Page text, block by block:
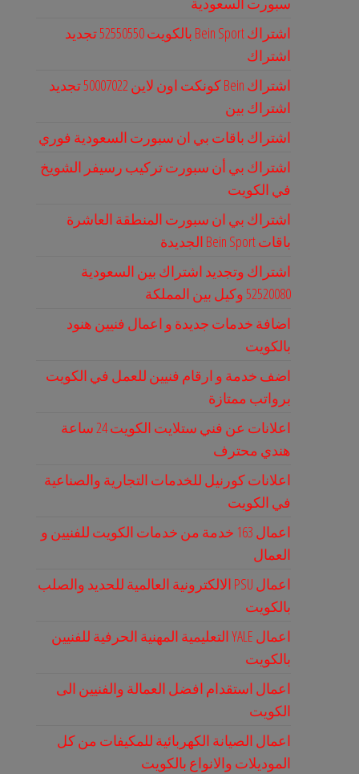
اشتراك Bein Sport بالكويت 52550550 تجديد
اشتراك
اشتراك Bein كونكت اون لاين 50007022 تجديد
اشتراك بين
اشتراك باقات بي ان سبورت السعودية فوري
اشتراك بي أن سبورت تركيب رسيفر الشويخ
في الكويت
اشتراك بي ان سبورت المنطقة العاشرة
باقات Bein Sport الجديدة
اشتراك وتجديد اشتراك بين السعودية
52520080 وكيل بين المملكة
اضافة خدمات جديدة و اعمال فنيين هنود
بالكويت
اضف خدمة و ارقام فنيين للعمل في الكويت
برواتب ممتازة
اعلانات عن فني ستلايت الكويت 24 ساعة
هندي محترف
اعلانات كورنيل للخدمات التجارية والصناعية
في الكويت
اعمال 163 خدمة من خدمات الكويت للفنيين و
العمال
اعمال PSU الالكترونية العالمية للحديد والصلب
بالكويت
اعمال YALE التعليمية المهنية الحرفية للفنيين
بالكويت
اعمال استقدام افضل العمالة والفنيين الى
الكويت
اعمال الصيانة الكهربائية للمكيفات من كل
الموديلات والانواع بالكويت